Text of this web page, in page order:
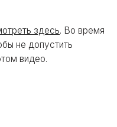
здесь. Во время
не допустить
видео.